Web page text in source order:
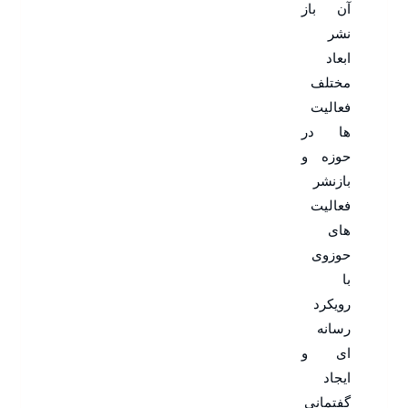
آن باز
نشر
ابعاد
مختلف
فعالیت
ها در
حوزه و
بازنشر
فعالیت
های
حوزوی
با
رویکرد
رسانه
ای و
ایجاد
گفتمانی